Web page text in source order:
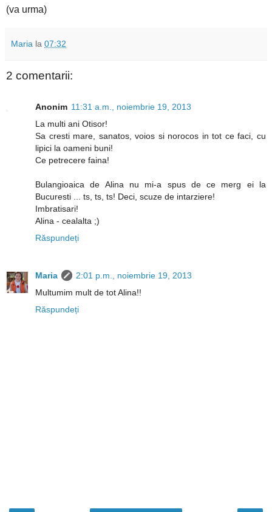
(va urma)
Maria la 07:32
2 comentarii:
Anonim 11:31 a.m., noiembrie 19, 2013
La multi ani Otisor!
Sa cresti mare, sanatos, voios si norocos in tot ce faci, cu
lipici la oameni buni!
Ce petrecere faina!
Bulangioaica de Alina nu mi-a spus de ce merg ei la
Bucuresti ... ts, ts, ts! Deci, scuze de intarziere!
Imbratisari!
Alina - cealalta ;)
Răspundeți
Maria
2:01 p.m., noiembrie 19, 2013
Multumim mult de tot Alina!!
Răspundeți